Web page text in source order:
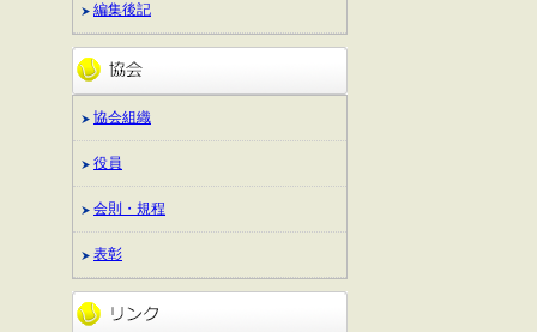
編集後記
協会組織
役員
会則・規程
表彰